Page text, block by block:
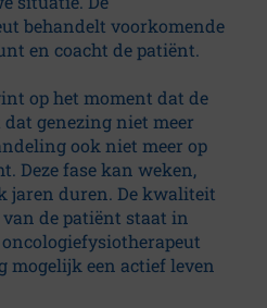
behandelt voorkomende
en coacht de patiënt.
op het moment dat de
genezing niet meer
ook niet meer op
Deze fase kan weken,
jaren duren. De kwaliteit
de patiënt staat in
mogelijk een actief leven